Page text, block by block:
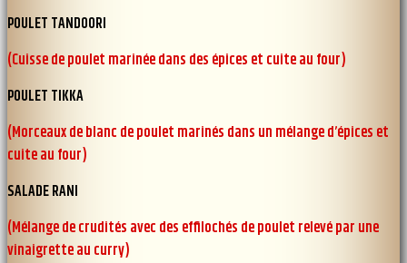
POULET TANDOORI
(Cuisse de poulet marinée dans des épices et cuite au four)
POULET TIKKA
(Morceaux de blanc de poulet marinés dans un mélange d’épices et
cuite au four)
SALADE RANI
(Mélange de crudités avec des effilochés de poulet relevé par une
vinaigrette au curry)